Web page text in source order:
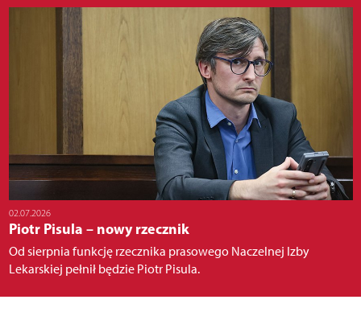
02.07.2026
Piotr Pisula – nowy rzecznik
Od sierpnia funkcję rzecznika prasowego Naczelnej Izby
Lekarskiej pełnił będzie Piotr Pisula.